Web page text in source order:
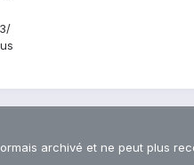
archivé et ne peut plus